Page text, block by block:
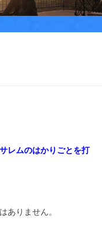
レムのはかりごとを打
ありません。